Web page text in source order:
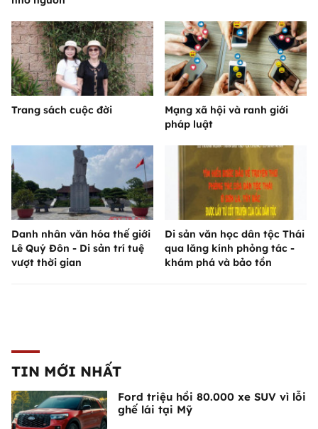
Trang sách cuộc đời
Mạng xã hội và ranh giới
pháp luật
Danh nhân văn hóa thế giới
Lê Quý Đôn - Di sản trí tuệ
vượt thời gian
Di sản văn học dân tộc Thái
qua lăng kính phỏng tác -
khám phá và bảo tồn
TIN MỚI NHẤT
Ford triệu hồi 80.000 xe SUV vì lỗi
ghế lái tại Mỹ